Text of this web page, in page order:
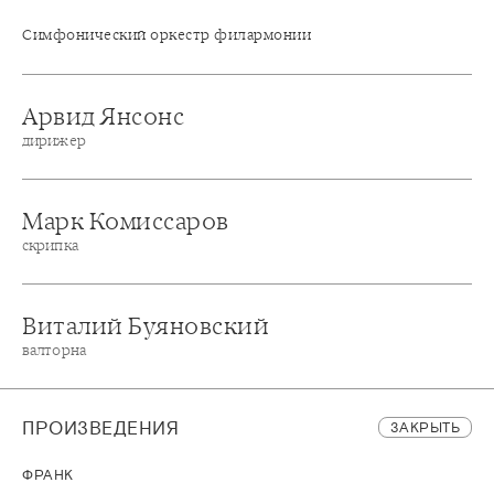
Симфонический оркестр филармонии
Арвид Янсонс
дирижер
Марк Комиссаров
скрипка
Виталий Буяновский
валторна
ПРОИЗВЕДЕНИЯ ЗАКРЫТЬ
ФРАНК